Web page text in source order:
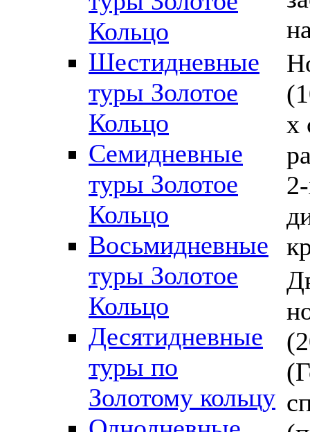
Кольцо
Шестидневные
туры Золотое
Кольцо
Семидневные
туры Золотое
Кольцо
Восьмидневные
туры Золотое
Кольцо
Десятидневные
туры по
Золотому кольцу
х